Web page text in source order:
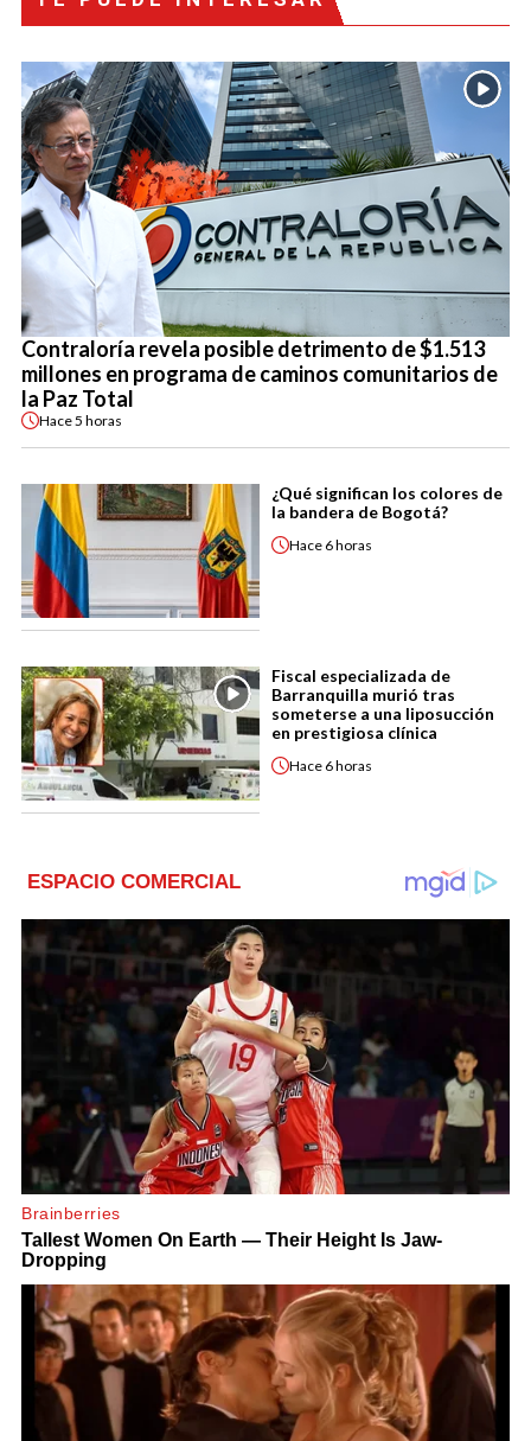
Contraloría revela posible detrimento de $1.513
millones en programa de caminos comunitarios de
la Paz Total
Hace5 horas
¿Qué significan los colores de
la bandera de Bogotá?
Hace 6 horas
Fiscal especializada de
Barranquilla murió tras
someterse a una liposucción
en prestigiosa clínica
Hace 6 horas